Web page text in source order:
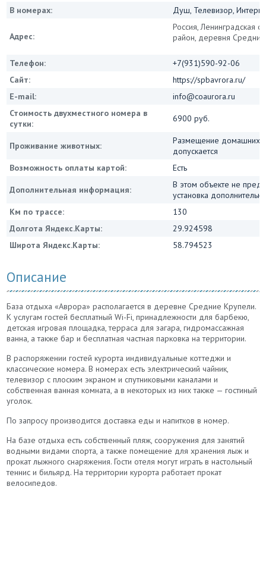
В номерах:
Душ, Телевизор,
Адрес:
Россия, Ленинградская
район, деревня
Телефон:
+7(931)590-92-06
Сайт:
https://spbavrora.ru/
E-mail:
info@coaurora.ru
Стоимость двухместного номера в
сутки:
6900 руб.
Проживание животных:
Размещение домашних
допускается
Возможность оплаты картой:
Есть
Дополнительная информация:
В этом объекте не
установка
Км по трассе:
130
Долгота Яндекс.Карты:
29.924598
Широта Яндекс.Карты:
58.794523
Описание
База отдыха «Аврора» располагается в деревне Средние Крупели.
К услугам гостей бесплатный Wi-Fi, принадлежности для барбекю,
детская игровая площадка, терраса для загара, гидромассажная
ванна, а также бар и бесплатная частная парковка на территории.
В распоряжении гостей курорта индивидуальные коттеджи и
классические номера. В номерах есть электрический чайник,
телевизор с плоским экраном и спутниковыми каналами и
собственная ванная комната, а в некоторых из них также — гостиный
уголок.
По запросу производится доставка еды и напитков в номер.
На базе отдыха есть собственный пляж, сооружения для занятий
водными видами спорта, а также помещение для хранения лыж и
прокат лыжного снаряжения. Гости отеля могут играть в настольный
теннис и бильярд. На территории курорта работает прокат
велосипедов.